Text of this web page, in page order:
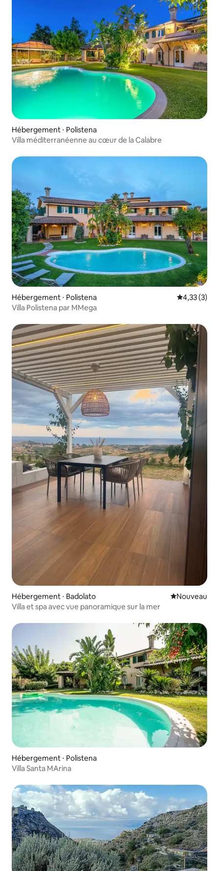
Hébergement ⋅ Polistena
Villa méditerranéenne au cœur de la Calabre
Hébergement ⋅ Polistena Évaluation
4,33 (3)
Villa Polistena par MMega
Hébergement ⋅ Badolato Nouvel
Nouveau
Villa et spa avec vue panoramique sur la mer
Hébergement ⋅ Polistena
Villa Santa MArina